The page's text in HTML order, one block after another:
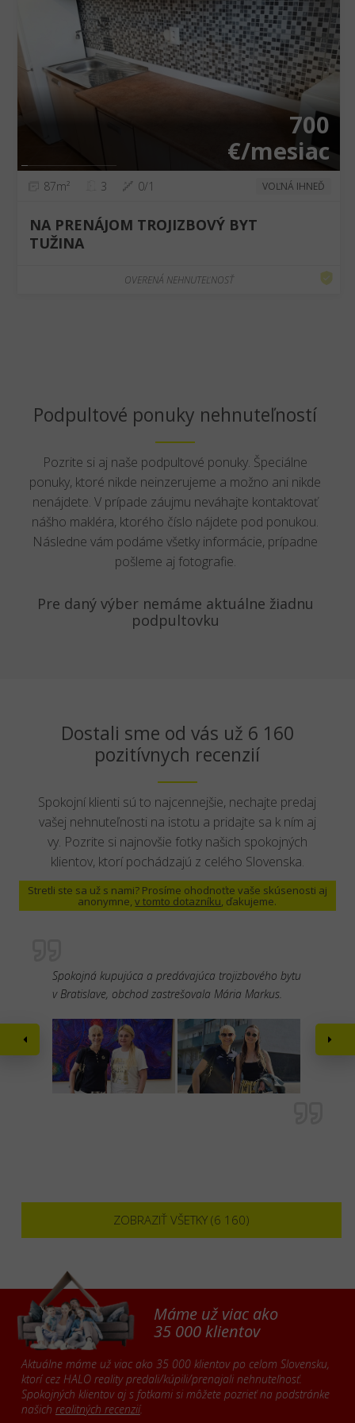
❮ ❯
700
€/mesiac
87m² 3 0/1 VOĽNÁ IHNEĎ
NA PRENÁJOM TROJIZBOVÝ BYT
TUŽINA
OVERENÁ NEHNUTEĽNOSŤ
Podpultové ponuky nehnuteľností
Pozrite si aj naše podpultové ponuky. Špeciálne
ponuky, ktoré nikde neinzerujeme a možno ani nikde
nenájdete. V prípade záujmu neváhajte kontaktovať
nášho makléra, ktorého číslo nájdete pod ponukou.
Následne vám podáme všetky informácie, prípadne
pošleme aj fotografie.
Pre daný výber nemáme aktuálne žiadnu
podpultovku
Dostali sme od vás už 6 160
pozitívnych recenzií
Spokojní klienti sú to najcennejšie, nechajte predaj
vašej nehnuteľnosti na istotu a pridajte sa k ním aj
vy. Pozrite si najnovšie fotky našich spokojných
klientov, ktorí pochádzajú z celého Slovenska.
Stretli ste sa už s nami? Prosíme ohodnoťte vaše skúsenosti aj
anonymne,v tomto dotazníku, ďakujeme.
Spokojná kupujúca a predávajúca trojizbového bytu
v Bratislave, obchod zastrešovala Mária Markus.
ZOBRAZIŤ VŠETKY (6 160)
Máme už viac ako
35 000 klientov
Aktuálne máme už viac ako 35 000 klientov po celom Slovensku,
ktorí cez HALO reality predali/kúpili/prenajali nehnuteľnosť.
Spokojných klientov aj s fotkami si môžete pozrieť na podstránke
našich realitných recenzií.